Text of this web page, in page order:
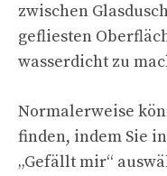
zwischen
gefliesten
wasserdicht zu
Normalerweise
finden, indem Sie
„Gefällt mir“